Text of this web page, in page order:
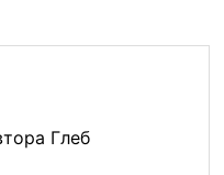
Глеб